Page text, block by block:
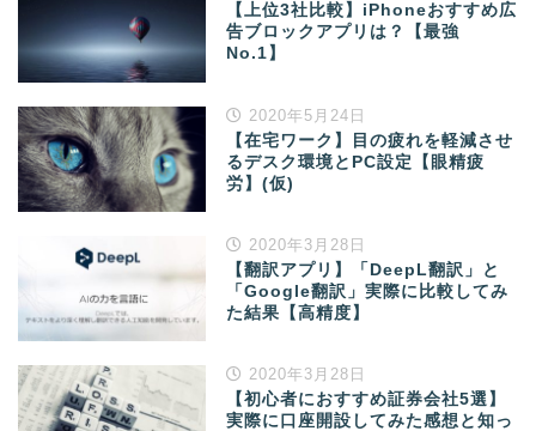
【上位3社比較】iPhoneおすすめ広
告ブロックアプリは？【最強
No.1】
2020年5月24日
【在宅ワーク】目の疲れを軽減させ
るデスク環境とPC設定【眼精疲
労】(仮)
2020年3月28日
【翻訳アプリ】「DeepL翻訳」と
「Google翻訳」実際に比較してみ
た結果【高精度】
2020年3月28日
【初心者におすすめ証券会社5選】
実際に口座開設してみた感想と知っ